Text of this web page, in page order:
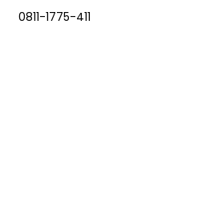
0811-1775-411